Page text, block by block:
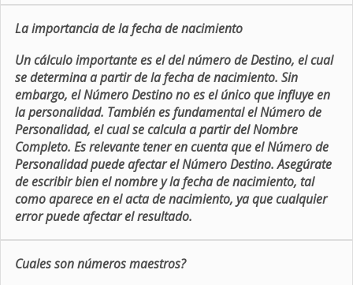
La importancia de la fecha de nacimiento
Un cálculo importante es el del número de Destino, el cual
se determina a partir de la fecha de nacimiento. Sin
embargo, el Número Destino no es el único que influye en
la personalidad. También es fundamental el Número de
Personalidad, el cual se calcula a partir del Nombre
Completo. Es relevante tener en cuenta que el Número de
Personalidad puede afectar el Número Destino. Asegúrate
de escribir bien el nombre y la fecha de nacimiento, tal
como aparece en el acta de nacimiento, ya que cualquier
error puede afectar el resultado.
Cuales son números maestros?